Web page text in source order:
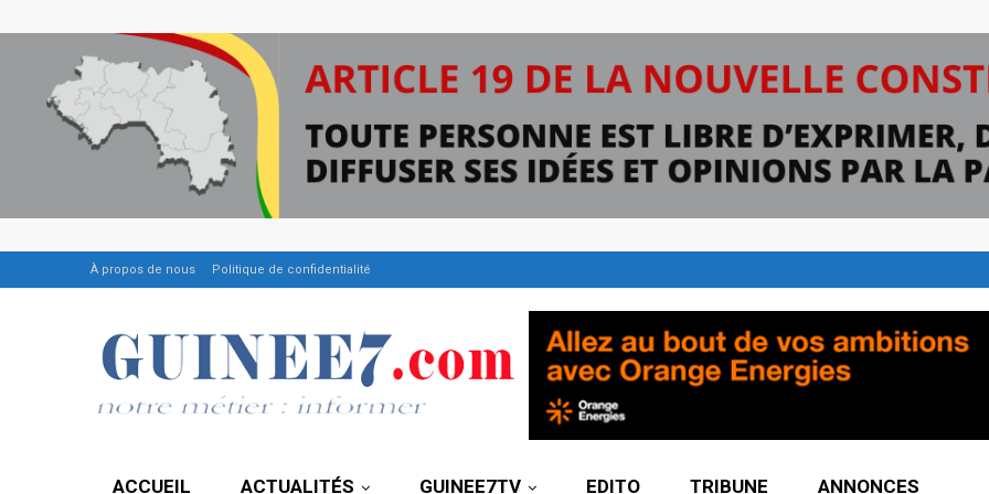
À propos de nous Politique de confidentialité
ACCUEIL ACTUALITÉS GUINEE7TV EDITO TRIBUNE ANNONCES